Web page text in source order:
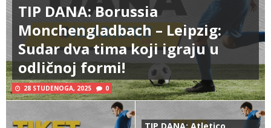
TIP DANA: Borussia
Monchengladbach – Leipzig:
Sudar dva tima koji igraju u
odličnoj formi!
28 STUDENOGA, 2025 0